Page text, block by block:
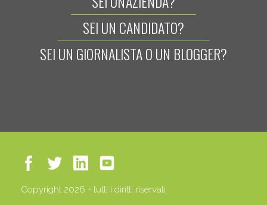
SEI UN CANDIDATO?
SEI UN GIORNALISTA O UN BLOGGER?
Copyright 2026 - tutti i diritti riservati